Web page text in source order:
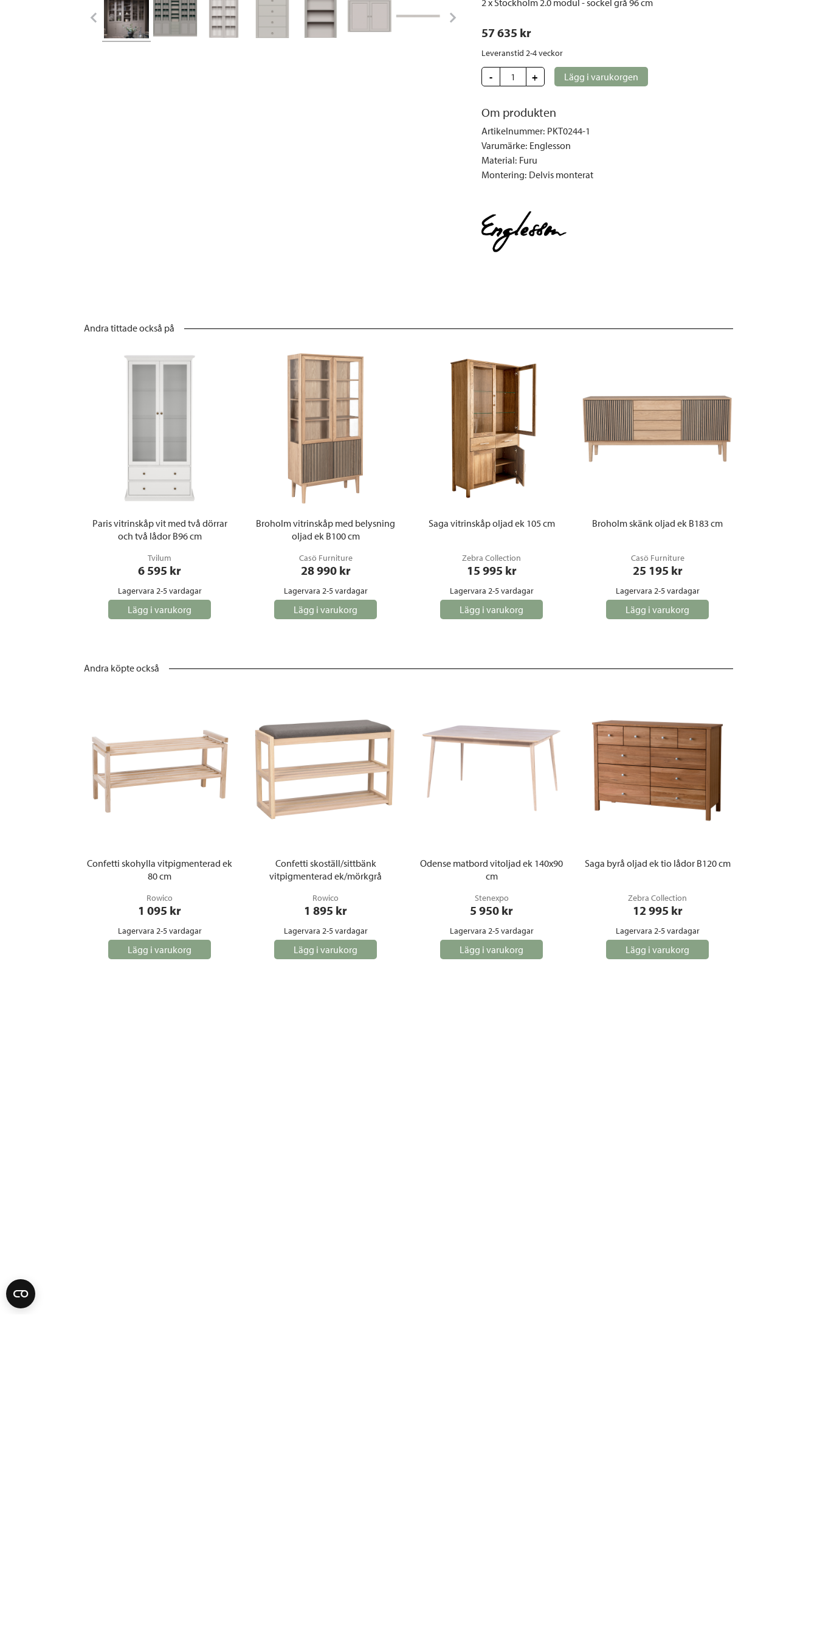
2 x Stockholm 2.0 modul - sockel grå 96 cm
57 635 kr
Leveranstid 2-4 veckor
- + Lägg i varukorgen
Om produkten
Artikelnummer: PKT0244-1
Varumärke: Englesson
Material: Furu
Montering: Delvis monterat
Andra tittade också på
Paris vitrinskåp vit med två dörrar
och två lådor B96 cm
Tvilum
6 595 kr
Lagervara 2-5 vardagar
Lägg i varukorg
Broholm vitrinskåp med belysning
oljad ek B100 cm
Casö Furniture
28 990 kr
Lagervara 2-5 vardagar
Lägg i varukorg
Saga vitrinskåp oljad ek 105 cm
Zebra Collection
15 995 kr
Lagervara 2-5 vardagar
Lägg i varukorg
Broholm skänk oljad ek B183 cm
Casö Furniture
25 195 kr
Lagervara 2-5 vardagar
Lägg i varukorg
Andra köpte också
Confetti skohylla vitpigmenterad ek
80 cm
Rowico
1 095 kr
Lagervara 2-5 vardagar
Lägg i varukorg
Confetti skoställ/sittbänk
vitpigmenterad ek/mörkgrå
Rowico
1 895 kr
Lagervara 2-5 vardagar
Lägg i varukorg
Odense matbord vitoljad ek 140x90
cm
Stenexpo
5 950 kr
Lagervara 2-5 vardagar
Lägg i varukorg
Saga byrå oljad ek tio lådor B120 cm
Zebra Collection
12 995 kr
Lagervara 2-5 vardagar
Lägg i varukorg